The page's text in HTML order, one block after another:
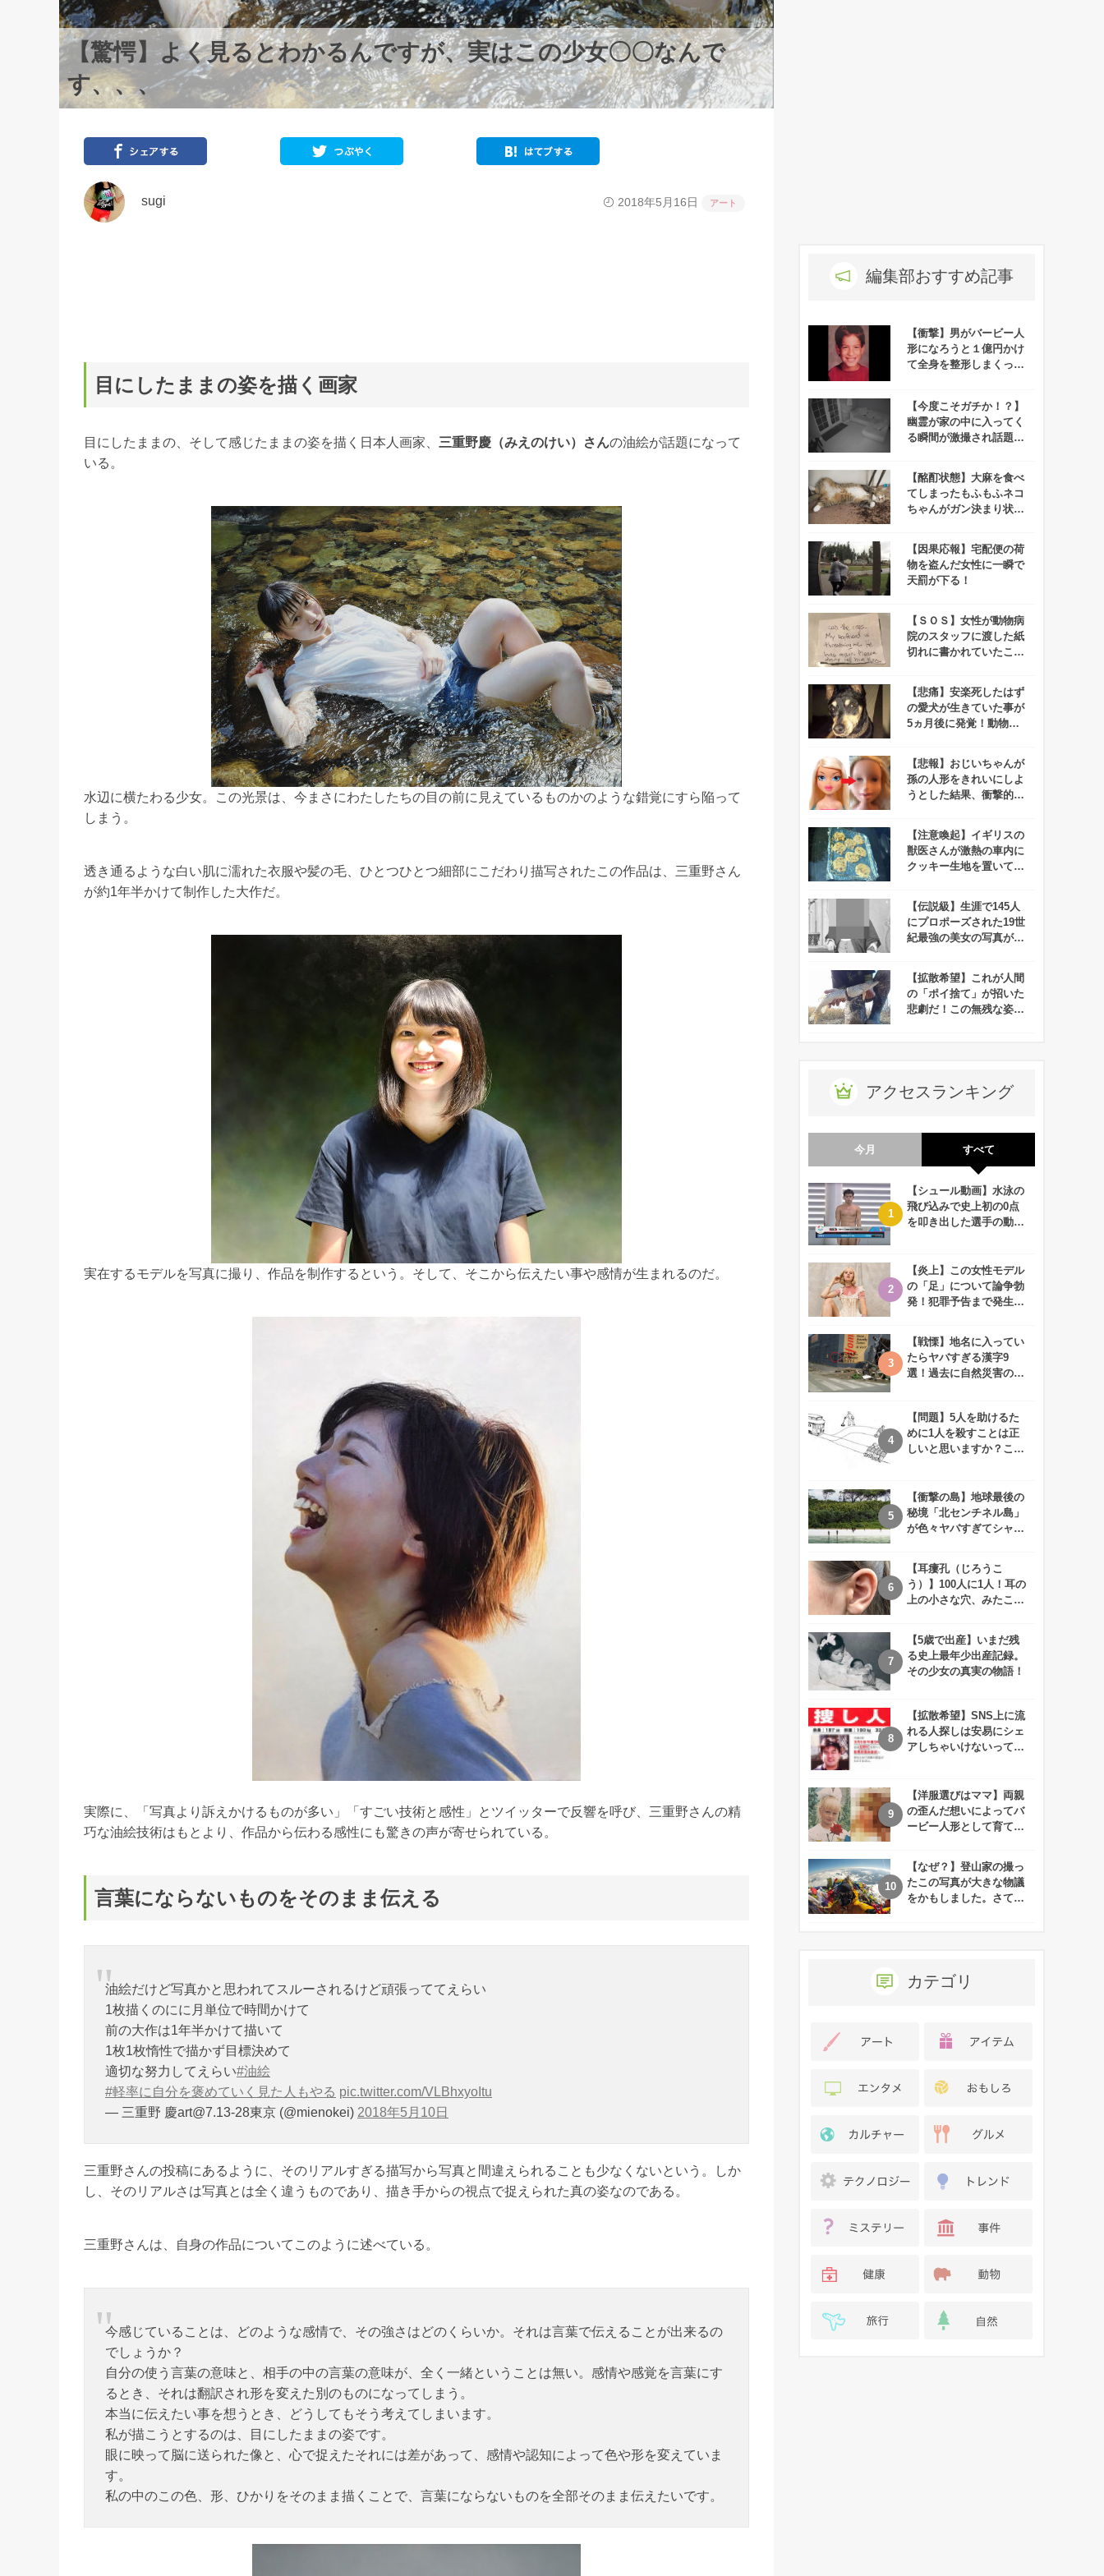
【驚愕】よく見るとわかるんですが、実はこの少女〇〇なんで
す、、、
sugi 2018年5月16日 アート
目にしたままの姿を描く画家
目にしたままの、そして感じたままの姿を描く日本人画家、 三重野慶（みえのけい）さんの油絵が話題になって
いる。
水辺に横たわる少女。この光景は、今まさにわたしたちの目の前に見えているものかのような錯覚にすら陥って
しまう。
透き通るような白い肌に濡れた衣服や髪の毛、ひとつひとつ細部にこだわり描写されたこの作品は、三重野さん
が約1年半かけて制作した大作だ。
実在するモデルを写真に撮り、作品を制作するという。そして、そこから伝えたい事や感情が生まれるのだ。
実際に、「写真より訴えかけるものが多い」「すごい技術と感性」とツイッターで反響を呼び、三重野さんの精
巧な油絵技術はもとより、作品から伝わる感性にも驚きの声が寄せられている。
言葉にならないものをそのまま伝える
油絵だけど写真かと思われてスルーされるけど頑張っててえらい
1枚描くのにに月単位で時間かけて
前の大作は1年半かけて描いて
1枚1枚惰性で描かず目標決めて
適切な努力してえらい#油絵
#軽率に自分を褒めていく見た人もやる pic.twitter.com/VLBhxyoItu
— 三重野 慶art@7.13-28東京 (@mienokei) 2018年5月10日
三重野さんの投稿にあるように、そのリアルすぎる描写から写真と間違えられることも少なくないという。しか
し、そのリアルさは写真とは全く違うものであり、描き手からの視点で捉えられた真の姿なのである。
三重野さんは、自身の作品についてこのように述べている。
今感じていることは、どのような感情で、その強さはどのくらいか。それは言葉で伝えることが出来るの
でしょうか？
自分の使う言葉の意味と、相手の中の言葉の意味が、全く一緒ということは無い。感情や感覚を言葉にす
るとき、それは翻訳され形を変えた別のものになってしまう。
本当に伝えたい事を想うとき、どうしてもそう考えてしまいます。
私が描こうとするのは、目にしたままの姿です。
眼に映って脳に送られた像と、心で捉えたそれには差があって、感情や認知によって色や形を変えていま
す。
私の中のこの色、形、ひかりをそのまま描くことで、言葉にならないものを全部そのまま伝えたいです。
編集部おすすめ記事
【衝撃】男がバービー人
形になろうと１億円かけ
て全身を整形しまくった
【今度こそガチか！？】
幽霊が家の中に入ってく
る瞬間が激撮され話題
【酩酊状態】大麻を食べ
てしまったもふもふネコ
ちゃんがガン決まり状態
【因果応報】宅配便の荷
物を盗んだ女性に一瞬で
天罰が下る！
【ＳＯＳ】女性が動物病
院のスタッフに渡した紙
切れに書かれていたこと
【悲痛】安楽死したはず
の愛犬が生きていた事が
5ヵ月後に発覚！動物病
【悲報】おじいちゃんが
孫の人形をきれいにしよ
うとした結果、衝撃的な
う！
【注意喚起】イギリスの
獣医さんが激熱の車内に
クッキー生地を置いてみ
り
【伝説級】生涯で145人
にプロポーズされた19世
紀最強の美女の写真が公
【拡散希望】これが人間
の「ポイ捨て」が招いた
悲劇だ！この無残な姿を
アクセスランキング
今月 すべて
【シュール動画】水泳の
飛び込みで史上初の0点
を叩き出した選手の動画
【炎上】この女性モデル
の「足」について論争勃
発！犯罪予告まで発生す
【戦慄】地名に入ってい
たらヤバすぎる漢字9
選！過去に自然災害の歴
【問題】5人を助けるた
めに1人を殺すことは正
しいと思いますか？この
【衝撃の島】地球最後の
秘境「北センチネル島」
が色々ヤバすぎてシャレ
【耳瘻孔（じろうこ
う）】100人に1人！耳の
上の小さな穴、みたこと
【5歳で出産】いまだ残
る史上最年少出産記録。
その少女の真実の物語！
【拡散希望】SNS上に流
れる人探しは安易にシェ
アしちゃいけないって知
【洋服選びはママ】両親
の歪んだ想いによってバ
ービー人形として育てら
【なぜ？】登山家の撮っ
たこの写真が大きな物議
をかもしました。さて、
カテゴリ